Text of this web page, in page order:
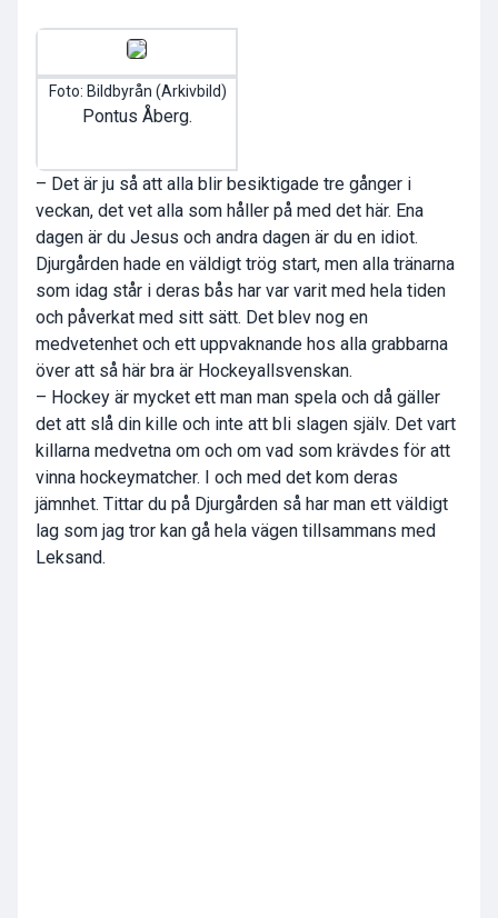
Foto: Bildbyrån (Arkivbild)
Pontus Åberg.
– Det är ju så att alla blir besiktigade tre gånger i
veckan, det vet alla som håller på med det här. Ena
dagen är du Jesus och andra dagen är du en idiot.
Djurgården hade en väldigt trög start, men alla tränarna
som idag står i deras bås har var varit med hela tiden
och påverkat med sitt sätt. Det blev nog en
medvetenhet och ett uppvaknande hos alla grabbarna
över att så här bra är Hockeyallsvenskan.
– Hockey är mycket ett man man spela och då gäller
det att slå din kille och inte att bli slagen själv. Det vart
killarna medvetna om och om vad som krävdes för att
vinna hockeymatcher. I och med det kom deras
jämnhet. Tittar du på Djurgården så har man ett väldigt
lag som jag tror kan gå hela vägen tillsammans med
Leksand.